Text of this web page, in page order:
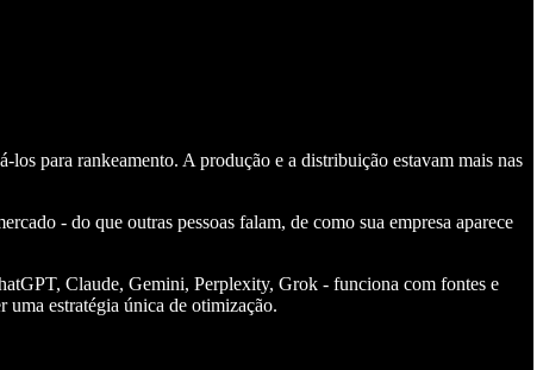
para rankeamento. A produção e a distribuição estavam mais nas
- do que outras pessoas falam, de como sua empresa aparece
Claude, Gemini, Perplexity, Grok - funciona com fontes e
estratégia única de otimização.